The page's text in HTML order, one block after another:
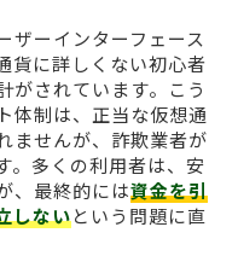
ザーインターフェース
貨に詳しくない初心者
がされています。こう
体制は、正当な仮想通
ませんが、詐欺業者が
。多くの利用者は、安
、最終的には資金を引
しないという問題に直